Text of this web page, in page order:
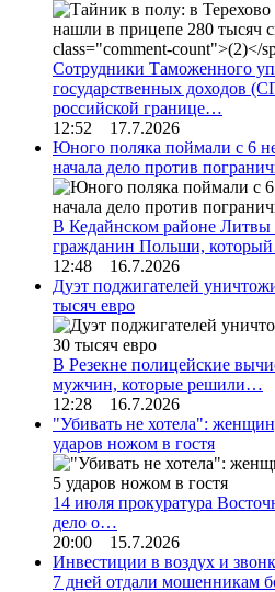
Сотрудники Таможенного
государственных доходов
российской границе…
12:52 17.7.2026
Юного поляка поймали с 6
начала дело против
В Кедайнском районе Литвы
гражданин Польши,
12:48 16.7.2026
Дуэт поджигателей
тысяч евро
В Резекне полицейские
мужчин, которые решили…
12:28 16.7.2026
"Убивать не хотела":
ударов ножом в гостя
14 июля прокуратура
дело о…
20:00 15.7.2026
Инвестиции в воздух и
7 дней отдали мошенникам